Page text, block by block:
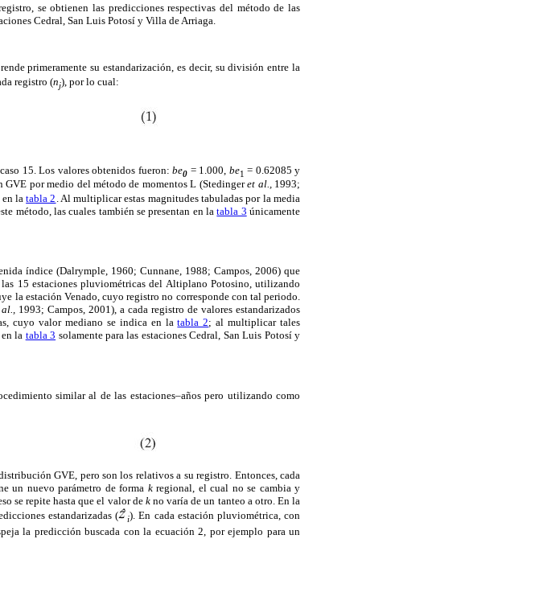
se obtienen las predicciones respectivas del método de las
Cedral, San Luis Potosí y Villa de Arriaga.
primeramente su estandarización, es decir, su división entre la
registro (nj), por lo cual:
15. Los valores obtenidos fueron:be0 = 1.000, be1 = 0.62085 y
por medio del método de momentos L (Stedingeret al., 1993;
en latabla 2 . Al multiplicar estas magnitudes tabuladas por la media
método, las cuales también se presentan en latabla 3 únicamente
índice (Dalrymple, 1960; Cunnane, 1988; Campos, 2006) que
15 estaciones pluviométricas del Altiplano Potosino, utilizando
la estación Venado, cuyo registro no corresponde con tal periodo.
al., 1993; Campos, 2001), a cada registro de valores estandarizados
cuyo valor mediano se indica en latabla 2; al multiplicar tales
la tabla 3 solamente para las estaciones Cedral, San Luis Potosí y
similar al de las estaciones–años pero utilizando como
GVE, pero son los relativos a su registro. Entonces, cada
un nuevo parámetro de forma kregional, el cual no se cambia y
se repite hasta que el valor dek no varía de un tanteo a otro. En la
estandarizadas ( i). En cada estación pluviométrica, con
la predicción buscada con la ecuación 2, por ejemplo para un